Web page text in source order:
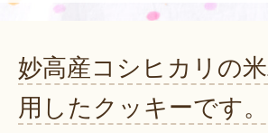
妙高産コシヒカリの
用したクッキーです